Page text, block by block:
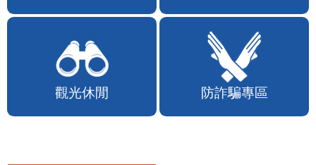
觀光休閒 防詐騙專區